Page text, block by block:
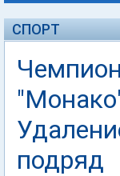
СПОРТ
подряд